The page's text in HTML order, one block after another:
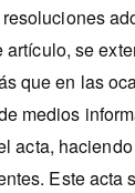
se
que en las
medios
acta,
Este acta